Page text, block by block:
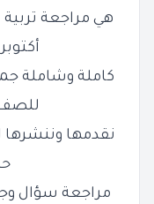
هي مراجعة
أكتوبر 2025 سؤال وجواب
كاملة وشاملة
للصف
مراجعة سؤال